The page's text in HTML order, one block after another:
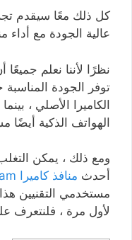
كل ذلك معًا سيقدم
عالية الجودة مع أداء
نظرًا لأننا نعلم
توفر الجودة
الكاميرا الأصلي ،
الهواتف الذكية أيضًا
ومع ذلك ، يمكن
أحدث منافذ كاميرا Realme Gcam
مستخدمي التقنيين
لأول مرة ، فلنتعرف